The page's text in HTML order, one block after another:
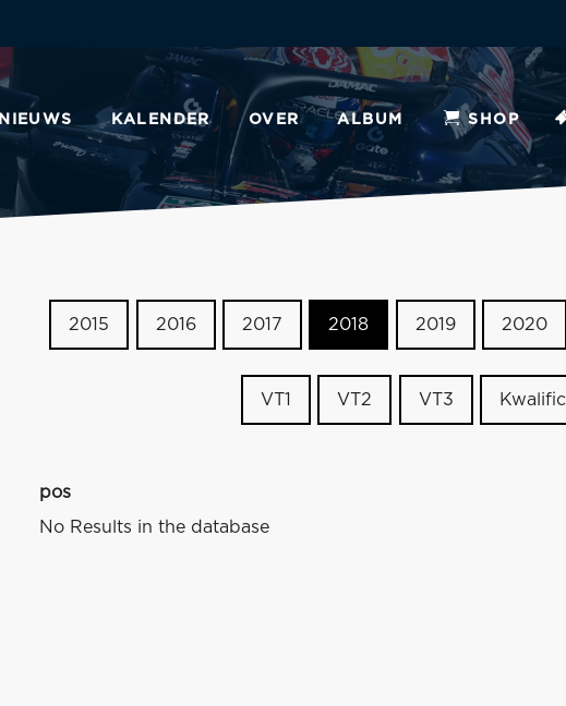
NIEUWS KALENDER OVER ALBUM SHOP
2015 2016 2017 2018 2019 2020
VT1 VT2 VT3
pos
No Results in the database